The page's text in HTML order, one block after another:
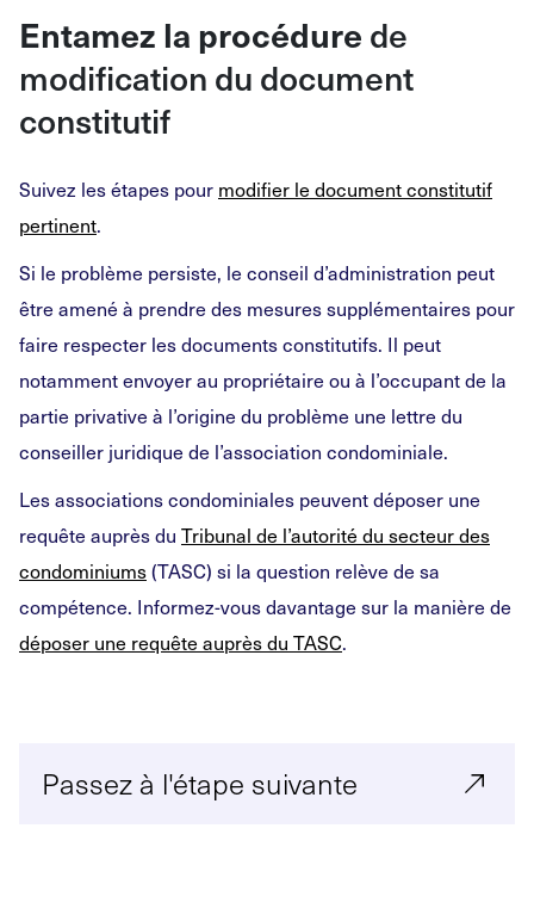
Entamez la procédure de
modification du document
constitutif
Suivez les étapes pour modifier le document constitutif
pertinent.
Si le problème persiste, le conseil d’administration peut
être amené à prendre des mesures supplémentaires pour
faire respecter les documents constitutifs. Il peut
notamment envoyer au propriétaire ou à l’occupant de la
partie privative à l’origine du problème une lettre du
conseiller juridique de l’association condominiale.
Les associations condominiales peuvent déposer une
requête auprès du Tribunal de l’autorité du secteur des
condominiums(TASC) si la question relève de sa
compétence. Informez-vous davantage sur la manière de
déposer une requête auprès du TASC.
Passez à l'étape suivante